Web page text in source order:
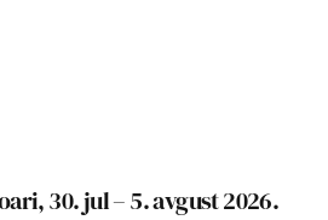
30. jul – 5. avgust 2026.